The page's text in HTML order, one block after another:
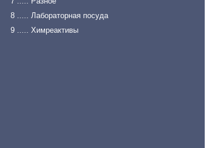
8 ..... Лабораторная посуда
9 ..... Химреактивы